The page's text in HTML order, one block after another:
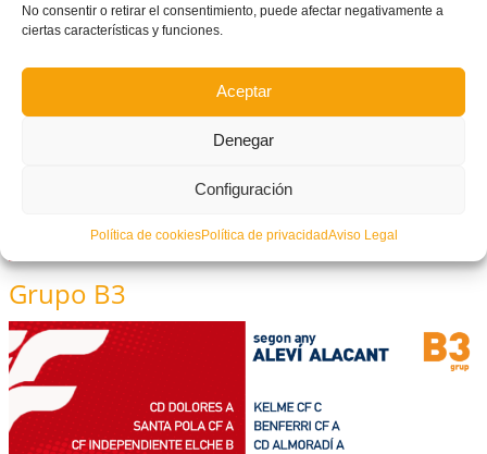
No consentir o retirar el consentimiento, puede afectar negativamente a
ciertas características y funciones.
Aceptar
Denegar
Configuración
Política de cookiesPolítica de privacidadAviso Legal
Grupo B3